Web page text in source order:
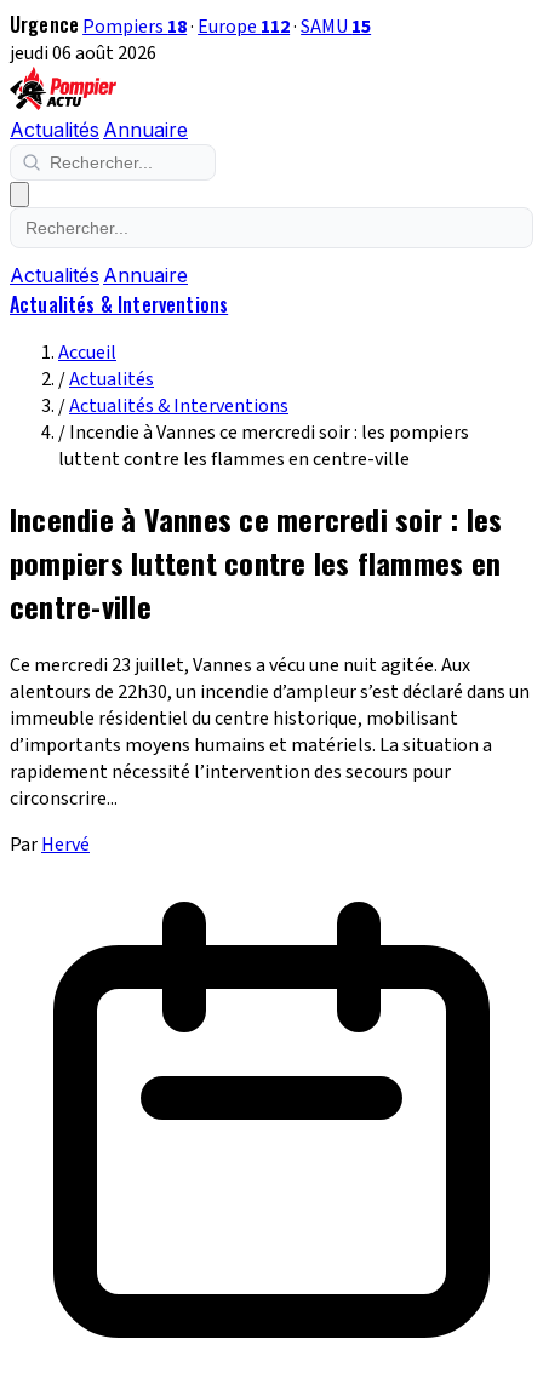
Urgence Pompiers 18· Europe 112·SAMU 15
jeudi 06 août 2026
Actualités Annuaire
Actualités Annuaire
Actualités & Interventions
Accueil
/Actualités
/Actualités & Interventions
/Incendie à Vannes ce mercredi soir : les pompiers
luttent contre les flammes en centre-ville
Incendie à Vannes ce mercredi soir : les
pompiers luttent contre les flammes en
centre-ville
Ce mercredi 23 juillet, Vannes a vécu une nuit agitée. Aux
alentours de 22h30, un incendie d’ampleur s’est déclaré dans un
immeuble résidentiel du centre historique, mobilisant
d’importants moyens humains et matériels. La situation a
rapidement nécessité l’intervention des secours pour
circonscrire...
ParHervé